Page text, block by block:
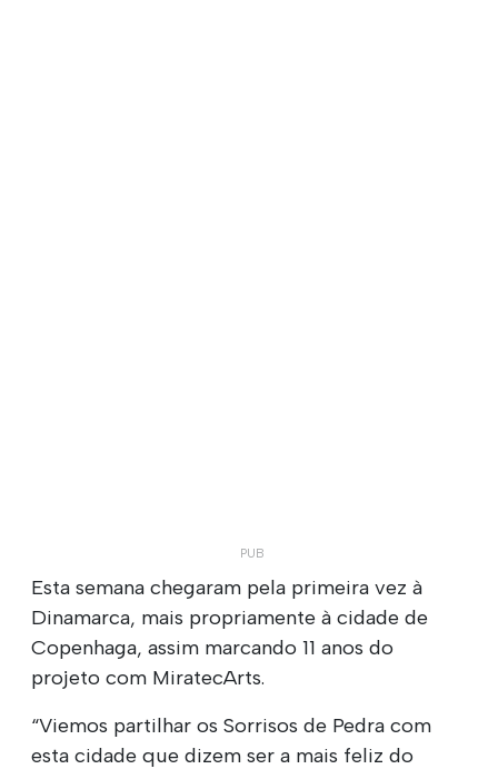
Esta semana chegaram pela primeira vez à
Dinamarca, mais propriamente à cidade de
Copenhaga, assim marcando 11 anos do
projeto com MiratecArts.
“Viemos partilhar os Sorrisos de Pedra com
esta cidade que dizem ser a mais feliz do